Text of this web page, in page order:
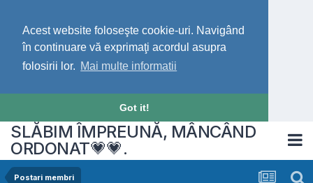
Acest website foloseşte cookie-uri. Navigând
în continuare vă exprimaţi acordul asupra
folosirii lor. Mai multe informatii
Got it!
SLĂBIM ÎMPREUNĂ, MÂNCÂND
ORDONAT💗💗.
Postari membri